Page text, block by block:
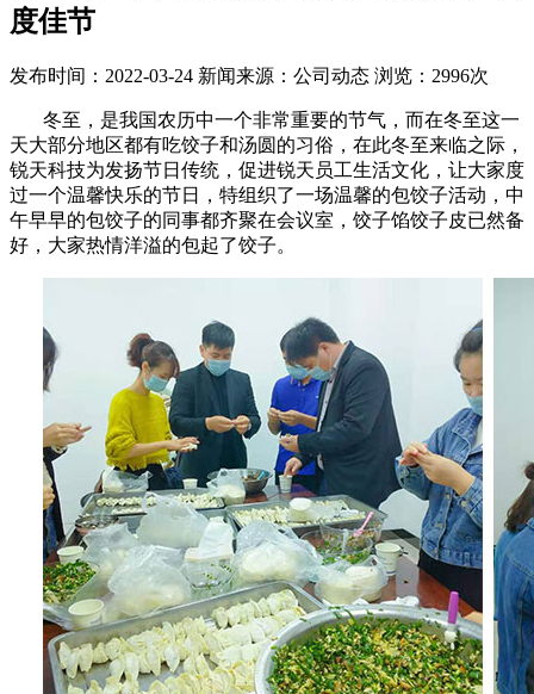
度佳节
发布时间：2022-03-24 新闻来源：公司动态 浏览：2996次
冬至，是我国农历中一个非常重要的节气，而在冬至这一
天大部分地区都有吃饺子和汤圆的习俗，在此冬至来临之际，
锐天科技为发扬节日传统，促进锐天员工生活文化，让大家度
过一个温馨快乐的节日，特组织了一场温馨的包饺子活动，中
午早早的包饺子的同事都齐聚在会议室，饺子馅饺子皮已然备
好，大家热情洋溢的包起了饺子。